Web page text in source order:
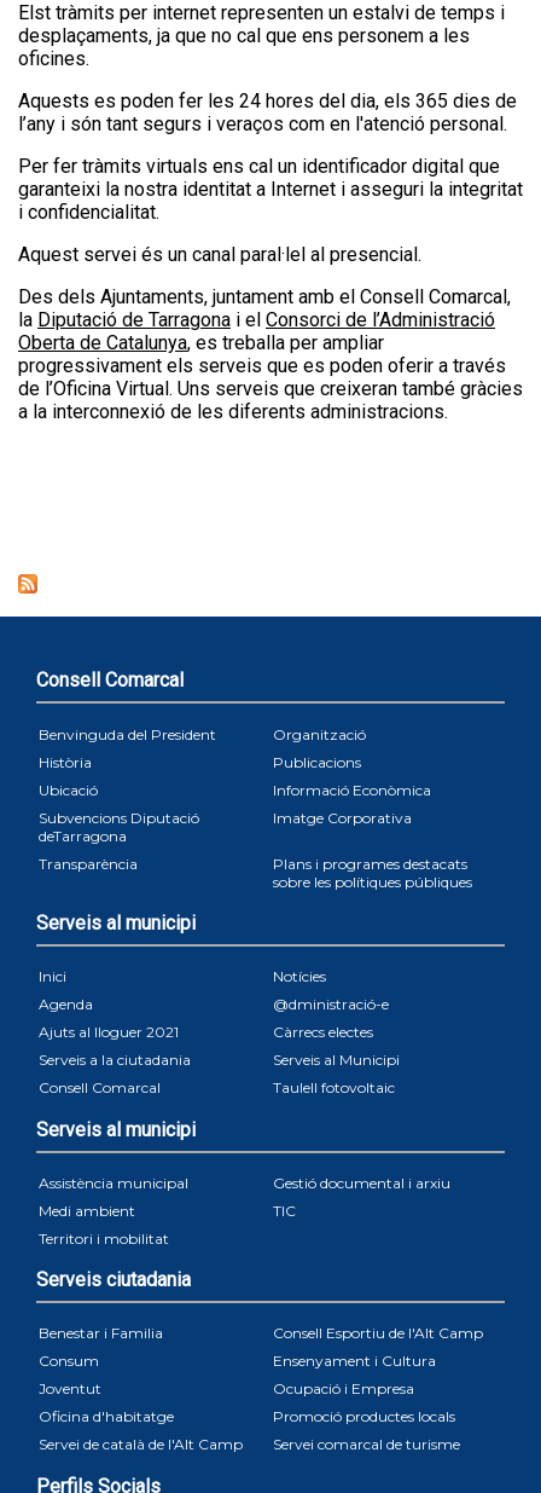
Elst tràmits per internet representen un estalvi de temps i
desplaçaments, ja que no cal que ens personem a les
oficines.
Aquests es poden fer les 24 hores del dia, els 365 dies de
l’any i són tant segurs i veraços com en l'atenció personal.
Per fer tràmits virtuals ens cal un identificador digital que
garanteixi la nostra identitat a Internet i asseguri la integritat
i confidencialitat.
Aquest servei és un canal paral·lel al presencial.
Des dels Ajuntaments, juntament amb el Consell Comarcal,
la Diputació de Tarragona i el Consorci de l’Administració
Oberta de Catalunya, es treballa per ampliar
progressivament els serveis que es poden oferir a través
de l’Oficina Virtual. Uns serveis que creixeran també gràcies
a la interconnexió de les diferents administracions.
Consell Comarcal
Benvinguda del President
Organització
Història
Publicacions
Ubicació
Informació Econòmica
Subvencions Diputació
deTarragona
Imatge Corporativa
Transparència
Plans i programes destacats
sobre les polítiques públiques
Serveis al municipi
Inici
Notícies
Agenda
@dministració-e
Ajuts al lloguer 2021
Càrrecs electes
Serveis a la ciutadania
Serveis al Municipi
Consell Comarcal
Taulell fotovoltaic
Serveis al municipi
Assistència municipal
Gestió documental i arxiu
Medi ambient
TIC
Territori i mobilitat
Serveis ciutadania
Benestar i Familia
Consell Esportiu de l'Alt Camp
Consum
Ensenyament i Cultura
Joventut
Ocupació i Empresa
Oficina d'habitatge
Promoció productes locals
Servei de català de l'Alt Camp
Servei comarcal de turisme
Perfils Socials